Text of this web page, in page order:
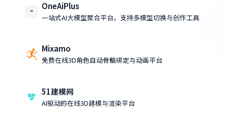
OneAiPlus
一站式AI大模型聚合平台，支持多模型切换与创作工具
Mixamo
免费在线3D角色自动骨骼绑定与动画平台
51建模网
AI驱动的在线3D建模与渲染平台